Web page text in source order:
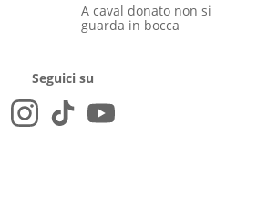
A caval donato non si
guarda in bocca
Seguici su